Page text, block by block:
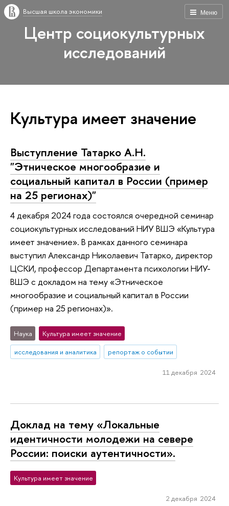
Меню
Высшая школа экономики
Центр социокультурных
исследований
Культура имеет значение
Выступление Татарко А.Н.
"Этническое многообразие и
социальный капитал в России (пример
на 25 регионах)"
4 декабря 2024 года состоялся очередной семинар
социокультурных исследований НИУ ВШЭ «Культура
имеет значение». В рамках данного семинара
выступил Александр Николаевич Татарко, директор
ЦСКИ, профессор Департамента психологии НИУ-
ВШЭ с докладом на тему «Этническое
многообразие и социальный капитал в России
(пример на 25 регионах)».
Наука
Культура имеет значение
исследования и аналитика
репортаж о событии
11 декабря 2024
Доклад на тему «Локальные
идентичности молодежи на севере
России: поиски аутентичности».
Культура имеет значение
2 декабря 2024